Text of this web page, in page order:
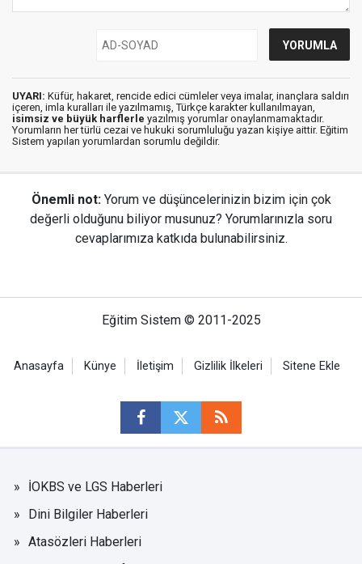
UYARI: Küfür, hakaret, rencide edici cümleler veya imalar, inançlara saldırı
içeren, imla kuralları ile yazılmamış, Türkçe karakter kullanılmayan,
isimsiz ve büyük harflerle yazılmış yorumlar onaylanmamaktadır.
Yorumların her türlü cezai ve hukuki sorumluluğu yazan kişiye aittir. Eğitim
Sistem yapılan yorumlardan sorumlu değildir.
Önemli not: Yorum ve düşüncelerinizin bizim için çok
değerli olduğunu biliyor musunuz? Yorumlarınızla soru
cevaplarımıza katkıda bulunabilirsiniz.
Eğitim Sistem © 2011-2025
Anasayfa Künye İletişim Gizlilik İlkeleri Sitene Ekle
İOKBS ve LGS Haberleri
Dini Bilgiler Haberleri
Atasözleri Haberleri